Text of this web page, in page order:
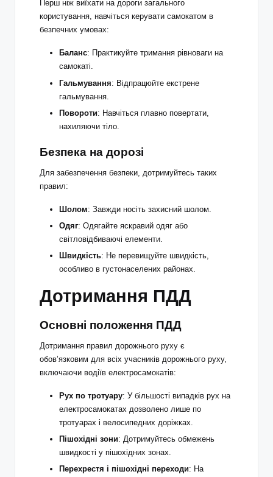
Перш ніж виїхати на дороги загального
користування, навчіться керувати самокатом в
безпечних умовах:
Баланс: Практикуйте тримання рівноваги на
самокаті.
Гальмування: Відпрацюйте екстрене
гальмування.
Повороти: Навчіться плавно повертати,
нахиляючи тіло.
Безпека на дорозі
Для забезпечення безпеки, дотримуйтесь таких
правил:
Шолом: Завжди носіть захисний шолом.
Одяг: Одягайте яскравий одяг або
світловідбиваючі елементи.
Швидкість: Не перевищуйте швидкість,
особливо в густонаселених районах.
Дотримання ПДД
Основні положення ПДД
Дотримання правил дорожнього руху є
обов’язковим для всіх учасників дорожнього руху,
включаючи водіїв електросамокатів:
Рух по тротуару: У більшості випадків рух на
електросамокатах дозволено лише по
тротуарах і велосипедних доріжках.
Пішохідні зони: Дотримуйтесь обмежень
швидкості у пішохідних зонах.
Перехрестя і пішохідні переходи: На